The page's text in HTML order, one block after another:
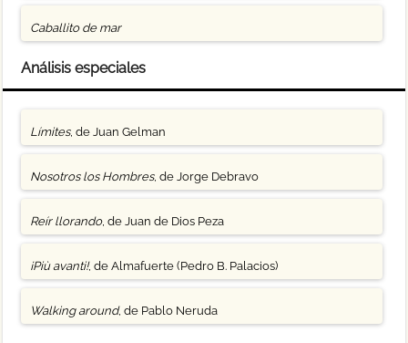
Caballito de mar
Análisis especiales
Límites, de Juan Gelman
Nosotros los Hombres, de Jorge Debravo
Reír llorando, de Juan de Dios Peza
¡Più avanti!, de Almafuerte (Pedro B. Palacios)
Walking around, de Pablo Neruda